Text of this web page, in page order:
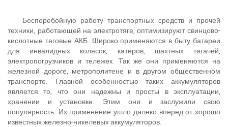
Бесперебойную работу транспортных средств и прочей
техники, работающей на электротяге, оптимизируют свинцово-
кислотные тяговые АКБ. Широко применяются в быту батареи
для инвалидных колясок, катеров, шахтных тягачей,
электропогрузчиков и тележек. Так же они применяются на
железной дороге, метрополитене и в другом общественном
транспорте. Главной особенностью таких аккумуляторов
является то, что они надежны и просты в эксплуатации,
хранении и установке. Этим они и заслужили свою
популярность. Их применение ушло далеко вперед от хорошо
известных железно-никелевых аккумуляторов.